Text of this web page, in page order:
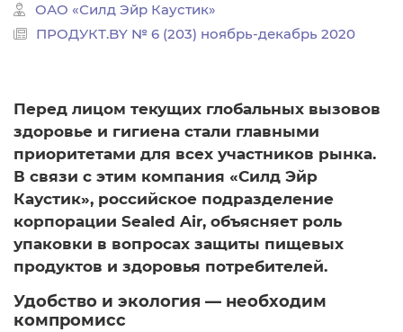
ОАО «Силд Эйр Каустик»
ПРОДУКТ.BY № 6 (203) ноябрь-декабрь 2020
Перед лицом текущих глобальных вызовов
здоровье и гигиена стали главными
приоритетами для всех участников рынка.
В связи с этим компания «Силд Эйр
Каустик», российское подразделение
корпорации Sealed Air, объясняет роль
упаковки в вопросах защиты пищевых
продуктов и здоровья потребителей.
Удобство и экология — необходим
компромисс